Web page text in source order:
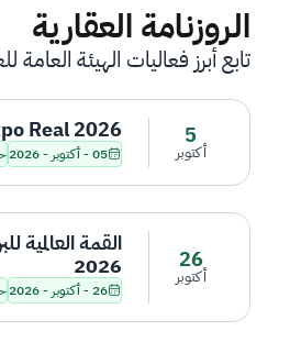
الروزنامة العقارية
تابع أبرز فعاليات الهيئة العامة
5
أكتوبر
Real 2026
05 - أكتوبر - 2026
26
أكتوبر
القمة العالمية
2026
26 - أكتوبر - 2026